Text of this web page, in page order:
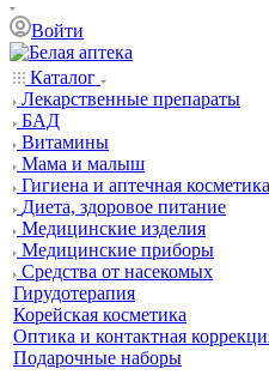
Войти
Каталог
Лекарственные препараты
БАД
Витамины
Мама и малыш
Гигиена и аптечная косметика
Диета, здоровое питание
Медицинские изделия
Медицинские приборы
Средства от насекомых
Гирудотерапия
Корейская косметика
Оптика и контактная
Подарочные наборы